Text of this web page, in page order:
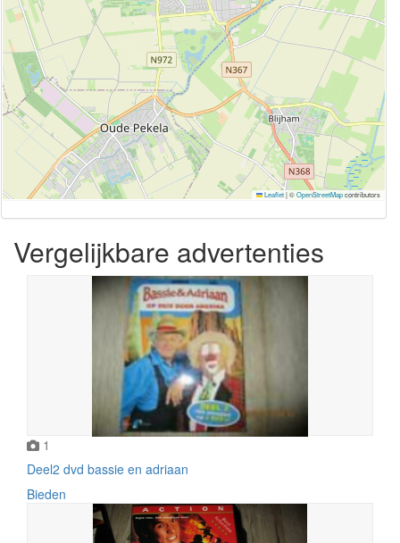
Leaflet|©OpenStreetMapcontributors
Vergelijkbare advertenties
1
Deel2 dvd bassie en adriaan
Bieden